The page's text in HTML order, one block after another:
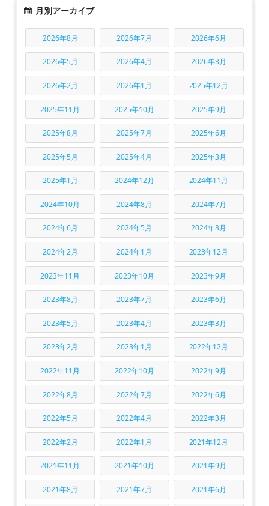
月別アーカイブ
2026年8月 2026年7月 2026年6月
2026年5月 2026年4月 2026年3月
2026年2月 2026年1月 2025年12月
2025年11月 2025年10月 2025年9月
2025年8月 2025年7月 2025年6月
2025年5月 2025年4月 2025年3月
2025年1月 2024年12月 2024年11月
2024年10月 2024年8月 2024年7月
2024年6月 2024年5月 2024年3月
2024年2月 2024年1月 2023年12月
2023年11月 2023年10月 2023年9月
2023年8月 2023年7月 2023年6月
2023年5月 2023年4月 2023年3月
2023年2月 2023年1月 2022年12月
2022年11月 2022年10月 2022年9月
2022年8月 2022年7月 2022年6月
2022年5月 2022年4月 2022年3月
2022年2月 2022年1月 2021年12月
2021年11月 2021年10月 2021年9月
2021年8月 2021年7月 2021年6月